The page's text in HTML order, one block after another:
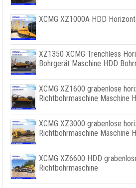
XCMG XZ1000A HDD
XZ1350 XCMG Trenchless
Bohrgerät Maschine HDD
XCMG XZ1600 grabenlose
Richtbohrmaschine Maschine
XCMG XZ3000 grabenlose
Richtbohrmaschine Maschine
XCMG XZ6600 HDD
Richtbohrmaschine